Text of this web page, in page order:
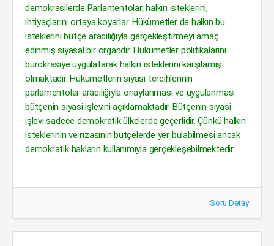
demokrasilerde Parlamentolar, halkın isteklerini,
ihtiyaçlarını ortaya koyarlar. Hükümetler de halkın bu
isteklerini bütçe aracılığıyla gerçekleştirmeyi amaç
edinmiş siyasal bir organdır. Hükümetler politikalarını
bürokrasiye uygulatarak halkın isteklerini karşılamış
olmaktadır. Hükümetlerin siyasi tercihlerinin
parlamentolar aracılığıyla onaylanması ve uygulanması
bütçenin siyasi işlevini açıklamaktadır. Bütçenin siyasi
işlevi sadece demokratik ülkelerde geçerlidir. Çünkü halkın
isteklerinin ve rızasının bütçelerde yer bulabilmesi ancak
demokratik hakların kullanımıyla gerçekleşebilmektedir.
Soru Detay